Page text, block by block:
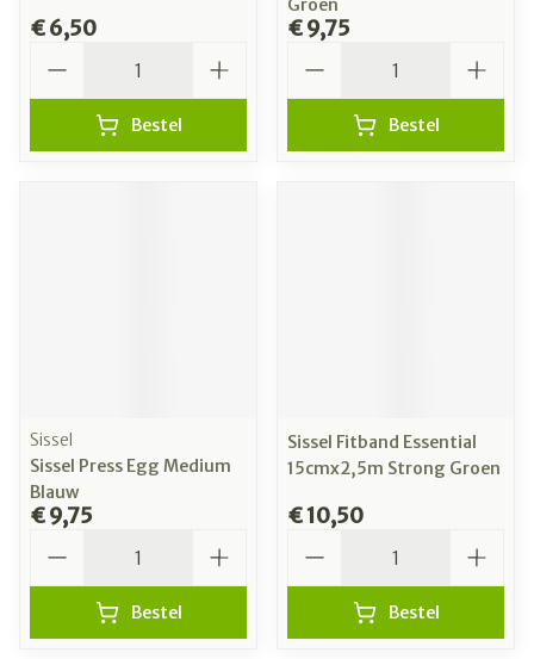
€ 6,50
Bestel
Groen
€ 9,75
Bestel
Sissel
Sissel Press Egg Medium
Blauw
€ 9,75
Bestel
Sissel Fitband Essential
15cmx2,5m Strong Groen
€ 10,50
Bestel